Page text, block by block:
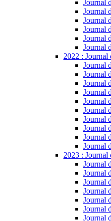
Journal
Journal
Journal
Journal
Journal
Journal
2022 : Journal
Journal
Journal
Journal
Journal
Journal
Journal
Journal
Journal
Journal
Journal
2023 : Journal
Journal
Journal
Journal
Journal
Journal
Journal
Journal